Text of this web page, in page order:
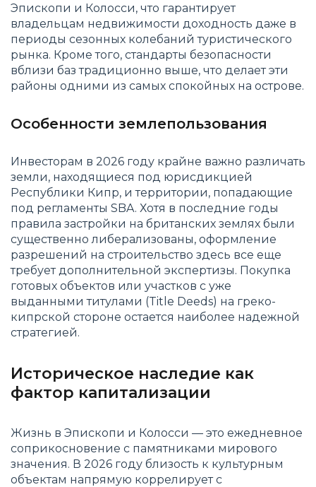
Эпископи и Колосси, что гарантирует
владельцам недвижимости доходность даже в
периоды сезонных колебаний туристического
рынка. Кроме того, стандарты безопасности
вблизи баз традиционно выше, что делает эти
районы одними из самых спокойных на острове.
Особенности землепользования
Инвесторам в 2026 году крайне важно различать
земли, находящиеся под юрисдикцией
Республики Кипр, и территории, попадающие
под регламенты SBA. Хотя в последние годы
правила застройки на британских землях были
существенно либерализованы, оформление
разрешений на строительство здесь все еще
требует дополнительной экспертизы. Покупка
готовых объектов или участков с уже
выданными титулами (Title Deeds) на греко-
кипрской стороне остается наиболее надежной
стратегией.
Историческое наследие как
фактор капитализации
Жизнь в Эпископи и Колосси — это ежедневное
соприкосновение с памятниками мирового
значения. В 2026 году близость к культурным
объектам напрямую коррелирует с